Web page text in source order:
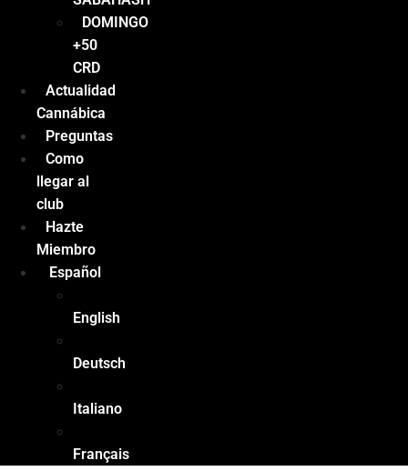
DOMINGO
+50
CRD
Actualidad
Cannábica
Preguntas
Como
llegar al
club
Hazte
Miembro
Español
English
Deutsch
Italiano
Français